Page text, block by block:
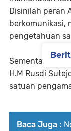
Disinilah peran
berkomunikasi,
pengetahuan
Sementara itu
H.M Rusdi
satuan
Baca Juga :